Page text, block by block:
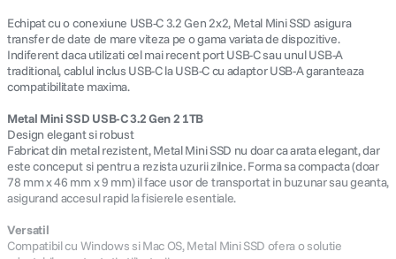
Echipat cu o conexiune USB-C 3.2 Gen 2x2, Metal Mini SSD asigura
transfer de date de mare viteza pe o gama variata de dispozitive.
Indiferent daca utilizati cel mai recent port USB-C sau unul USB-A
traditional, cablul inclus USB-C la USB-C cu adaptor USB-A garanteaza
compatibilitate maxima.
Metal Mini SSD USB-C 3.2 Gen 2 1TB
Design elegant si robust
Fabricat din metal rezistent, Metal Mini SSD nu doar ca arata elegant, dar
este conceput si pentru a rezista uzurii zilnice. Forma sa compacta (doar
78 mm x 46 mm x 9 mm) il face usor de transportat in buzunar sau geanta,
asigurand accesul rapid la fisierele esentiale.
Versatil
Compatibil cu Windows si Mac OS, Metal Mini SSD ofera o solutie